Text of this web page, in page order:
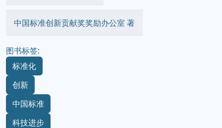
中国标准创新贡献奖奖励办公室 著
图书标签:
标准化
创新
中国标准
科技进步